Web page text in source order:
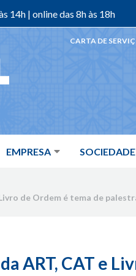
14h | online das 8h às 18h
EMPRESA SOCIEDADE
CARTA DE
de Ordem é tema de
ART, CAT e